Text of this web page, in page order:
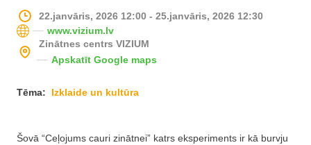
22.janvāris, 2026 12:00 - 25.janvāris, 2026 12:30
www.vizium.lv
Zinātnes centrs VIZIUM
Apskatīt Google maps
Tēma: Izklaide un kultūra
Šovā “Ceļojums cauri zinātnei” katrs eksperiments ir kā burvju